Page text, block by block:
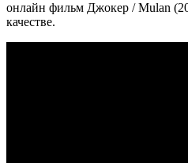
онлайн фильм Джокер / Mulan
качестве.